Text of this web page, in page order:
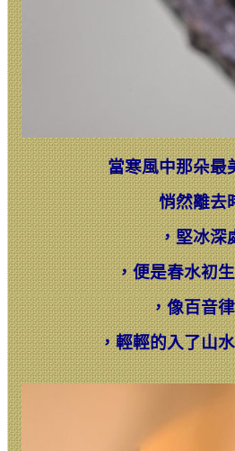
當寒風中那朵最
悄然離去
，堅冰深
，便是春水初
，像百音
，輕輕的入了山